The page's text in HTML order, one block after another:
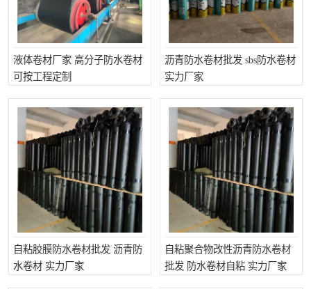
液体卷材厂家 高分子防水卷材
可按工程定制
沥青防水卷材批发 sbs防水卷材
实力厂家
自粘胶膜防水卷材批发 沥青防
水卷材 实力厂家
自粘聚合物改性沥青防水卷材
批发 防水卷材自粘 实力厂家